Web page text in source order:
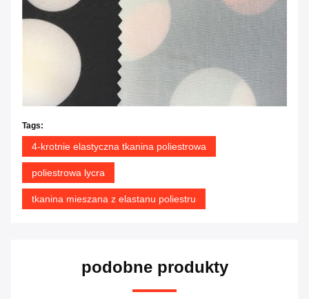
Tags:
4-krotnie elastyczna tkanina poliestrowa
poliestrowa lycra
tkanina mieszana z elastanu poliestru
podobne produkty